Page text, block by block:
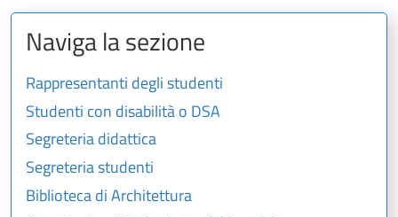
Naviga la sezione
Rappresentanti degli studenti
Studenti con disabilità o DSA
Segreteria didattica
Segreteria studenti
Biblioteca di Architettura